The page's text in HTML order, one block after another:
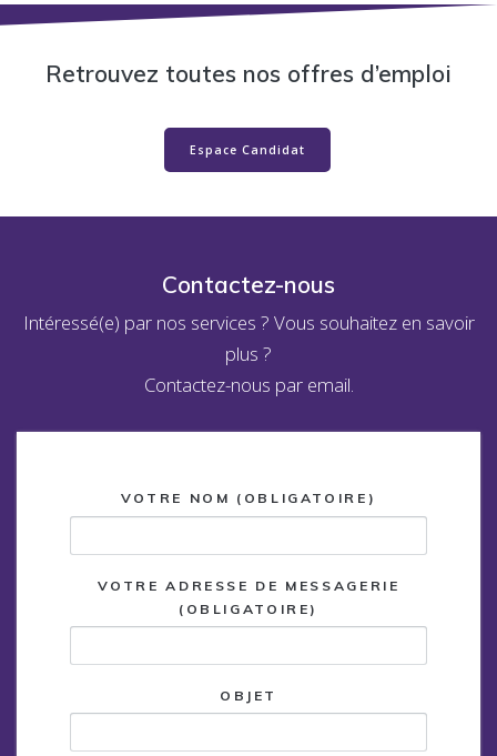
Retrouvez toutes nos offres d’emploi
Espace Candidat
Contactez-nous
Intéressé(e) par nos services ? Vous souhaitez en savoir
plus ?
Contactez-nous par email.
VOTRE NOM (OBLIGATOIRE)
VOTRE ADRESSE DE MESSAGERIE
(OBLIGATOIRE)
OBJET